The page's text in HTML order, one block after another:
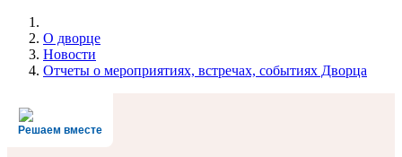
О дворце
Новости
Отчеты о мероприятиях, встречах, событиях Дворца
Решаем вместе